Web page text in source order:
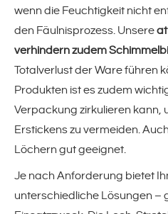
PP-Strapping-
Kreppklebeband
Umreifungstechnik
wenn die Feuchtigkeit nicht
den Fäulnisprozess. Unsere
verhindern zudem
Totalverlust der Ware führen
Produkten ist es zudem
Verpackung zirkulieren kann,
Erstickens zu vermeiden.
Löchern gut geeignet.
Je nach Anforderung bietet
unterschiedliche Lösungen –